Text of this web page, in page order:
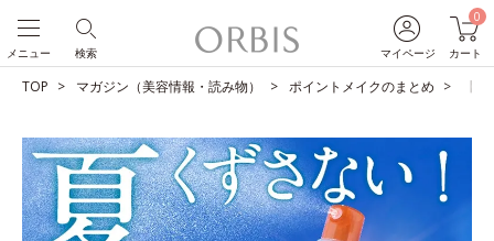
マイページ
0
カート
検索
メニュー
TOP マガジン（美容情報・読み物） ポイントメイクのまとめ 【